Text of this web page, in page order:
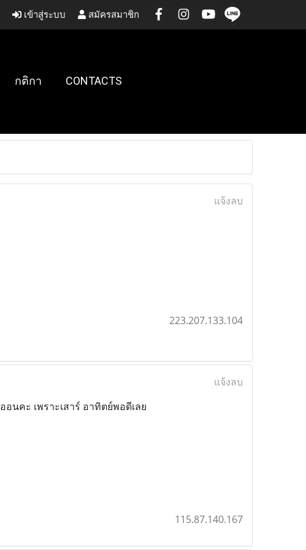
เข้าสู่ระบบ สมัครสมาชิก
กติกา CONTACTS
แจ้งลบ
223.207.133.104
แจ้งลบ
อนคะ เพราะเสาร์ อาทิตย์พอดีเลย
115.87.140.167